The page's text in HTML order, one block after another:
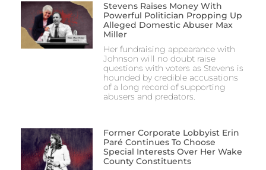
Stevens Raises Money With
Powerful Politician Propping Up
Alleged Domestic Abuser Max
Miller
Her fundraising appearance with
Johnson will no doubt raise
questions with voters as Stevens is
hounded by credible accusations
of a long record of supporting
abusers and predators.
Former Corporate Lobbyist Erin
Paré Continues To Choose
Special Interests Over Her Wake
County Constituents